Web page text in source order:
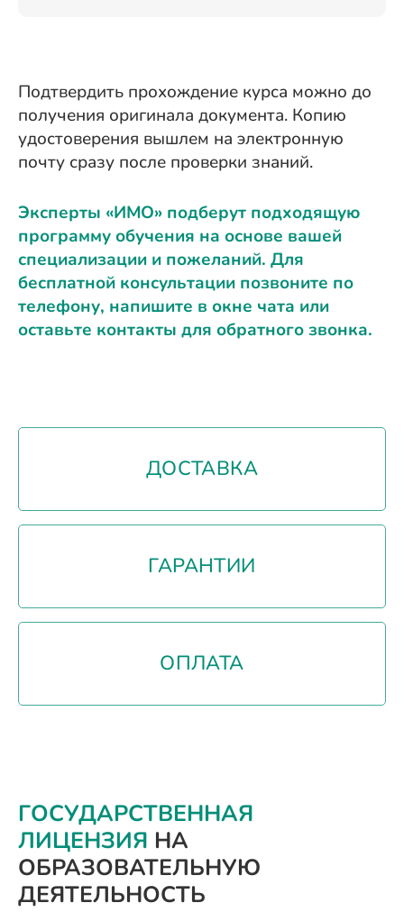
Подтвердить прохождение курса можно до
получения оригинала документа. Копию
удостоверения вышлем на электронную
почту сразу после проверки знаний.
Эксперты «ИМО» подберут подходящую
программу обучения на основе вашей
специализации и пожеланий. Для
бесплатной консультации позвоните по
телефону, напишите в окне чата или
оставьте контакты для обратного звонка.
ДОСТАВКА
ГАРАНТИИ
ОПЛАТА
ГОСУДАРСТВЕННАЯ
ЛИЦЕНЗИЯ НА
ОБРАЗОВАТЕЛЬНУЮ
ДЕЯТЕЛЬНОСТЬ